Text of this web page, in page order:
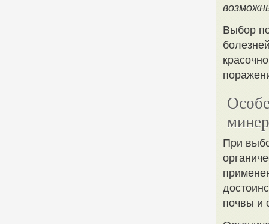
Выбор
При
почвы и